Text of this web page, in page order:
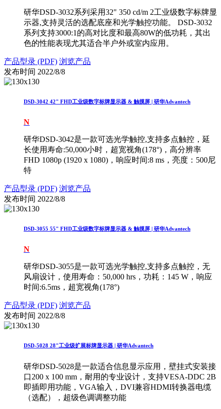
研华DSD-3032系列采用32" 350 cd/m 2工业级数字标牌显
示器,支持灵活的选配底座和光学触控功能。 DSD-3032
系列支持3000:1的高对比度和最高80W的低功耗，其出
色的性能表现尤其适合半户外或室内应用。
产品型录 (PDF) 浏览产品
发布时间 2022/8/8
DSD-3042 42" FHD工业级数字标牌显示器 & 触摸屏 | 研华Advantech
N
研华DSD-3042是一款可选光学触控,支持多点触控，延
长使用寿命:50,000小时，超宽视角(178°)，高分辨率
FHD 1080p (1920 x 1080)，响应时间:8 ms，亮度：500尼
特
产品型录 (PDF) 浏览产品
发布时间 2022/8/8
DSD-3055 55" FHD工业级数字标牌显示器 & 触摸屏 | 研华Advantech
N
研华DSD-3055是一款可选光学触控,支持多点触控，无
风扇设计，使用寿命：50,000 hrs，功耗：145 W，响应
时间:6.5ms，超宽视角(178°)
产品型录 (PDF) 浏览产品
发布时间 2022/8/8
DSD-5028 28"工业级扩展标牌显示器 | 研华Advantech
研华DSD-5028是一款适合信息显示应用，壁挂式安装接
口200 x 100 mm，耐用的专业设计，支持VESA-DDC 2B
即插即用功能，VGA输入，DVI兼容HDMI转换器电缆
（选配），超级色调调整功能